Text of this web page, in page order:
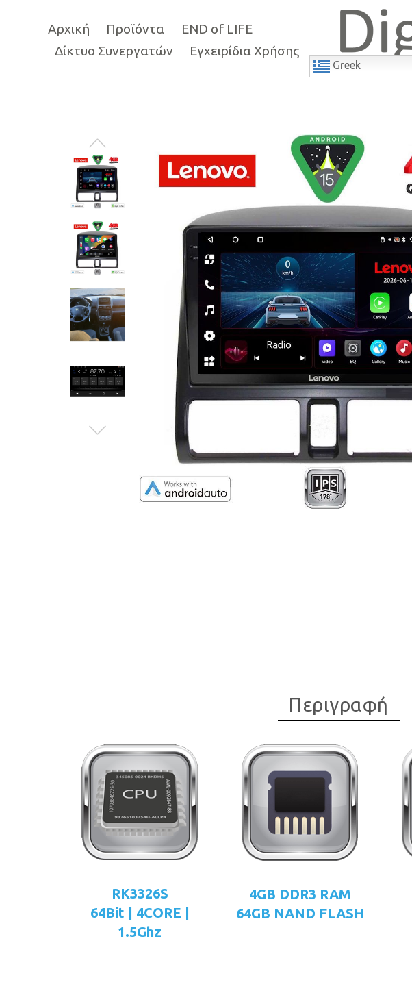
Αρχική Προϊόντα
END of LIFE
Δίκτυο Συνεργατών
Εγχειρίδια Χρήσης
Greek
Περιγραφή
RK3326S
64Bit | 4CORE |
1.5Ghz
4GB DDR3 RAM
64GB NAND FLASH